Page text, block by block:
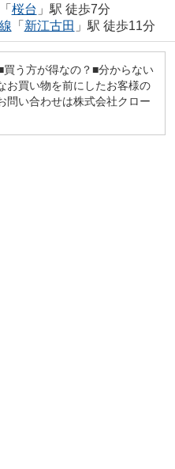
「 桜台 」駅 徒歩7分
「 新江古田 」駅 徒歩11分
う方が得なの？■分からない
お買い物を前にしたお客様の
問い合わせは株式会社クロー